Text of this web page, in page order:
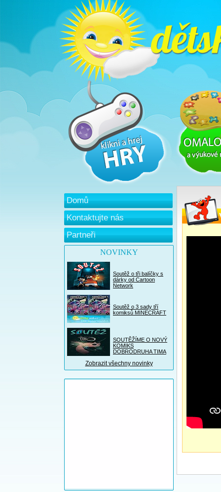
Domů
Kontaktujte nás
Partneři
NOVINKY
Soutěž o tři balíčky s
dárky od Cartoon
Network
Soutěž o 3 sady tří
komiksů MINECRAFT
SOUTĚŽÍME O NOVÝ
KOMIKS
DOBRODRUHA TIMA
Zobrazit všechny novinky